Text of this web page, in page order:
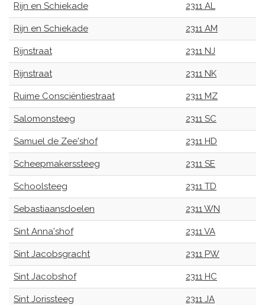
Rijn en Schiekade 2311 AL
Rijn en Schiekade 2311 AM
Rijnstraat 2311 NJ
Rijnstraat 2311 NK
Ruime Consciëntiestraat 2311 MZ
Salomonsteeg 2311 SC
Samuel de Zee'shof 2311 HD
Scheepmakerssteeg 2311 SE
Schoolsteeg 2311 TD
Sebastiaansdoelen 2311 WN
Sint Anna'shof 2311 VA
Sint Jacobsgracht 2311 PW
Sint Jacobshof 2311 HC
Sint Jorissteeg 2311 JA